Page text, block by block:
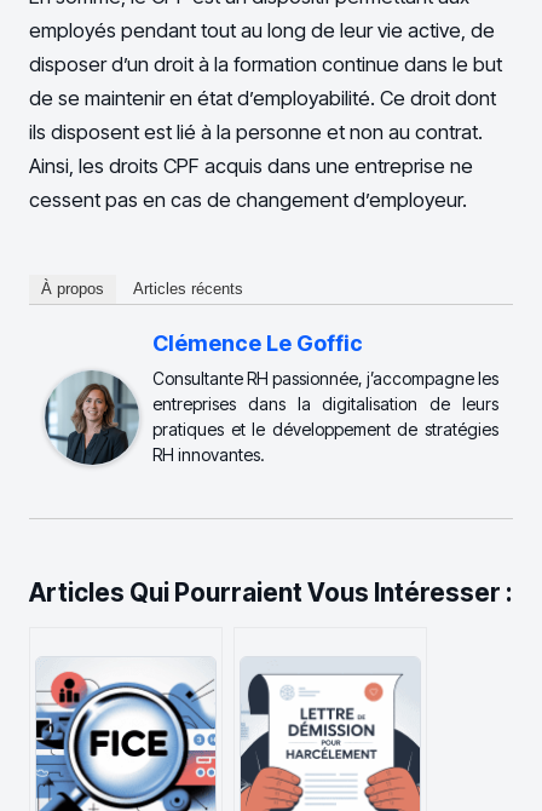
employés pendant tout au long de leur vie active, de
disposer d’un droit à la formation continue dans le but
de se maintenir en état d’employabilité. Ce droit dont
ils disposent est lié à la personne et non au contrat.
Ainsi, les droits CPF acquis dans une entreprise ne
cessent pas en cas de changement d’employeur.
À propos Articles récents
Clémence Le Goffic
Consultante RH passionnée, j’accompagne les
entreprises dans la digitalisation de leurs
pratiques et le développement de stratégies
RH innovantes.
Articles Qui Pourraient Vous Intéresser :